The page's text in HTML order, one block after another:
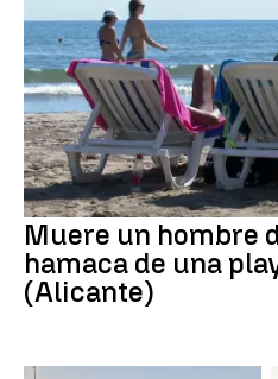
Muere un hombre
hamaca de una
(Alicante)